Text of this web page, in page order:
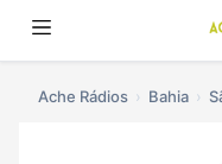
Ache Rádios Bahia